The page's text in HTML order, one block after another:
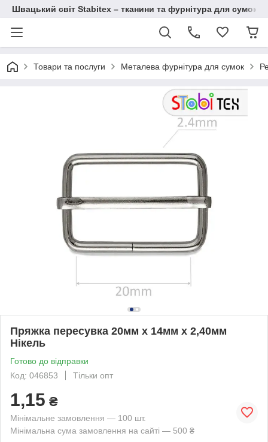
Швацький світ Stabitex – тканини та фурнітура для сумок і
Товари та послуги Металева фурнітура для сумок
Пряжка пересувка 20мм х 14мм х 2,40мм
Нікель
Готово до відправки
Код: 046853
Тільки опт
1,15 ₴
Мінімальне замовлення — 100 шт.
Мінімальна сума замовлення на сайті — 500 ₴